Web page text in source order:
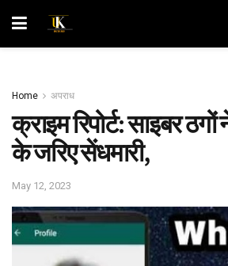
Home अपराध
क्राइम रिपोर्ट: साइबर
के जरिए सेंधमारी,
May 12, 2023